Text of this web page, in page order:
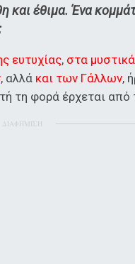
και έθιμα. Ένα
ευτυχίας, στα
, αλλά και των Γάλλων,
τη φορά έρχεται από
ΔΙΑΦΗΜΙΣΗ